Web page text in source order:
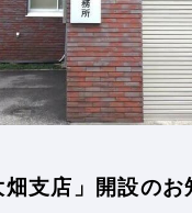
畑支店」開設のお